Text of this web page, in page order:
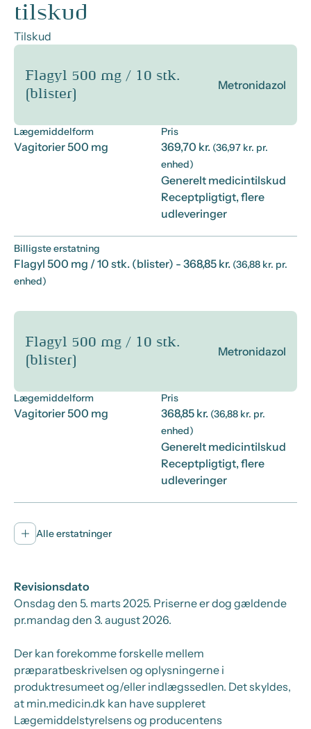
tilskud
Tilskud
Flagyl 500 mg / 10 stk.
(blister)
Metronidazol
Lægemiddelform
Vagitorier 500 mg
Pris
369,70 kr. (36,97 kr. pr.
enhed)
Generelt medicintilskud
Receptpligtigt, flere
udleveringer
Billigste erstatning
Flagyl 500 mg / 10 stk. (blister) - 368,85 kr. (36,88 kr. pr.
enhed)
Flagyl 500 mg / 10 stk.
(blister)
Metronidazol
Lægemiddelform
Vagitorier 500 mg
Pris
368,85 kr. (36,88 kr. pr.
enhed)
Generelt medicintilskud
Receptpligtigt, flere
udleveringer
Alle erstatninger
Revisionsdato
Onsdag den 5. marts 2025. Priserne er dog gældende
pr.mandag den 3. august 2026.
Der kan forekomme forskelle mellem
præparatbeskrivelsen og oplysningerne i
produktresumeet og/eller indlægssedlen. Det skyldes,
at min.medicin.dk kan have suppleret
Lægemiddelstyrelsens og producentens